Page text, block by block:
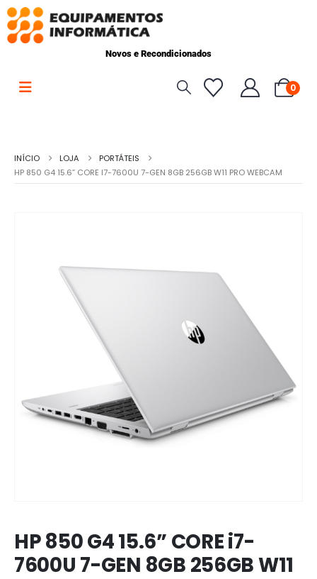
Novos e Recondicionados
0
INÍCIO LOJA
PORTÁTEIS
HP 850 G4 15.6” CORE I7-7600U 7-GEN 8GB 256GB W11 PRO WEBCAM
HP 850 G4 15.6” CORE i7-
7600U 7-GEN 8GB 256GB W11